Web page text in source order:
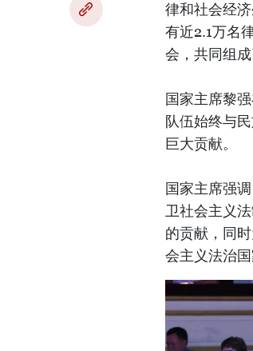
律和社会经
有近2.1万名
会，共同组成
国家主席黎
队伍始终与
巨大贡献。
国家主席强
卫社会主义
的贡献，同
会主义法治国